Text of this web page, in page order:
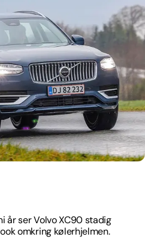
år ser Volvo XC90 stadig
omkring kølerhjelmen.